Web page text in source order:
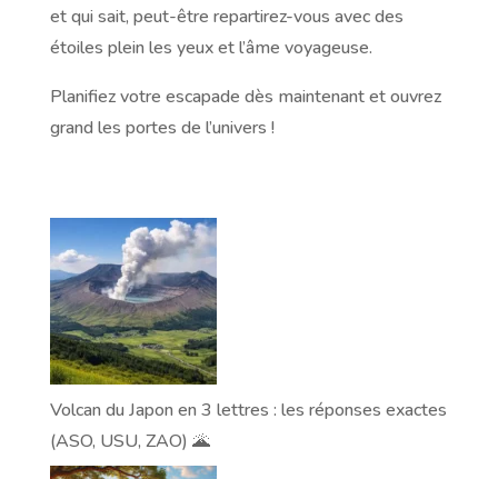
et qui sait, peut-être repartirez-vous avec des
étoiles plein les yeux et l’âme voyageuse.
Planifiez votre escapade dès maintenant et ouvrez
grand les portes de l’univers !
Volcan du Japon en 3 lettres : les réponses exactes
(ASO, USU, ZAO) 🌋